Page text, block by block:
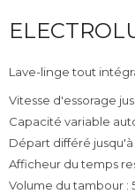
Lave-linge tout
Vitesse d'essorage
Capacité variable
Départ différé
Afficheur du temps
Volume du tambour :